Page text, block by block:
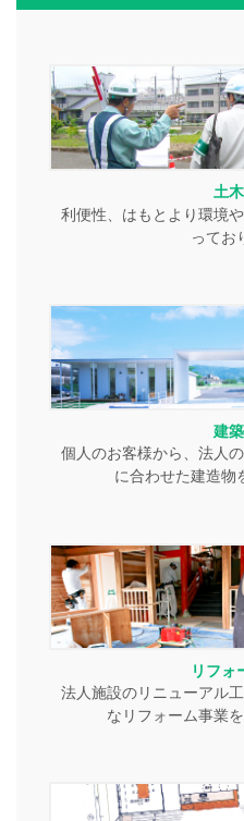
土
利便性、はもとより環境
ってお
建
個人のお客様から、法人
に合わせた建造物
リフォ
法人施設のリニューアル
なリフォーム事業